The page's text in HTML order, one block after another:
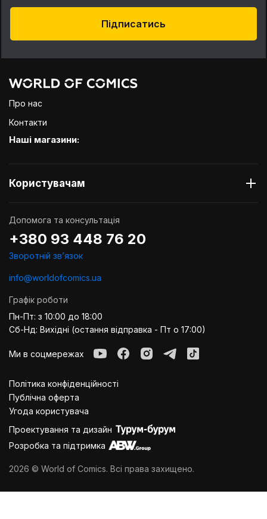
Підписатись
Про нас
Контакти
Наші магазини:
Користувачам
Допомога та консультація
+380 93 448 76 20
Зворотній звʼязок
info@worldofcomics.ua
Графік роботи
Пн-Пт: з 10:00 до 18:00
Сб-Нд: Вихідні (остання відправка - Пт о 17:00)
Ми в соцмережах
Політика конфіденційності
Публiчна оферта
Угода користувача
Проектування та дизайн
Розробка та підтримка
2026 © World of Comics. Всі права захищено.